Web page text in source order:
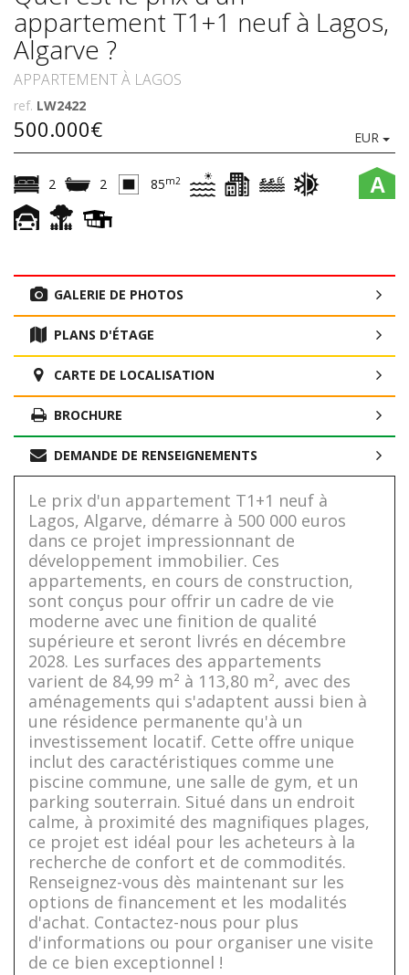
appartement T1+1 neuf à Lagos,
Algarve ?
APPARTEMENT À LAGOS
ref. LW2422
500.000€ EUR
A
2 2 85m2
GALERIE DE PHOTOS
PLANS D'ÉTAGE
CARTE DE LOCALISATION
BROCHURE
DEMANDE DE RENSEIGNEMENTS
Le prix d'un appartement T1+1 neuf à
Lagos, Algarve, démarre à 500 000 euros
dans ce projet impressionnant de
développement immobilier. Ces
appartements, en cours de construction,
sont conçus pour offrir un cadre de vie
moderne avec une finition de qualité
supérieure et seront livrés en décembre
2028. Les surfaces des appartements
varient de 84,99 m² à 113,80 m², avec des
aménagements qui s'adaptent aussi bien à
une résidence permanente qu'à un
investissement locatif. Cette offre unique
inclut des caractéristiques comme une
piscine commune, une salle de gym, et un
parking souterrain. Situé dans un endroit
calme, à proximité des magnifiques plages,
ce projet est idéal pour les acheteurs à la
recherche de confort et de commodités.
Renseignez-vous dès maintenant sur les
options de financement et les modalités
d'achat. Contactez-nous pour plus
d'informations ou pour organiser une visite
de ce bien exceptionnel !